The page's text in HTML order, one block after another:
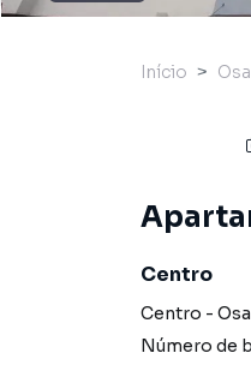
Início
Centro
Centro -
Número de